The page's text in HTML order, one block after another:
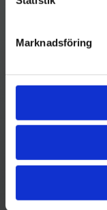
Marknadsföring